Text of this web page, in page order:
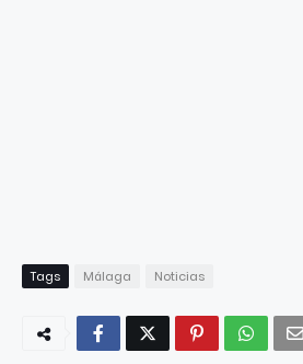
Tags Málaga Noticias